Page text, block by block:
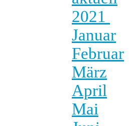
2021
Januar
Februar
März
April
Mai